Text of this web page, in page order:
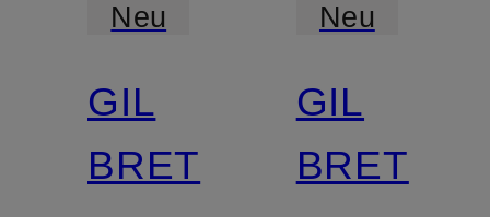
Neu
GIL
BRET
Neu
GIL
BRET